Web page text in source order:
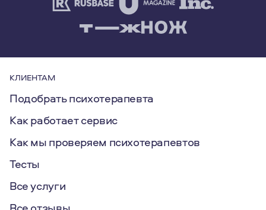
КЛИЕНТАМ
Подобрать психотерапевта
Как работает сервис
Как мы проверяем психотерапевтов
Тесты
Все услуги